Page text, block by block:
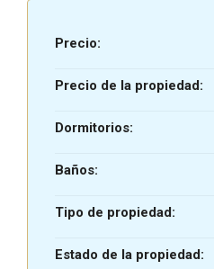
Precio:
Precio de la propiedad:
Dormitorios:
Baños:
Tipo de propiedad:
Estado de la propiedad: